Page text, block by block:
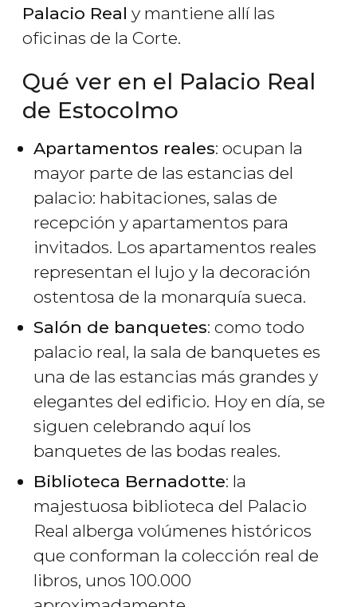
Palacio Real y mantiene allí las
oficinas de la Corte.
Qué ver en el Palacio Real
de Estocolmo
Apartamentos reales: ocupan la
mayor parte de las estancias del
palacio: habitaciones, salas de
recepción y apartamentos para
invitados. Los apartamentos reales
representan el lujo y la decoración
ostentosa de la monarquía sueca.
Salón de banquetes: como todo
palacio real, la sala de banquetes es
una de las estancias más grandes y
elegantes del edificio. Hoy en día, se
siguen celebrando aquí los
banquetes de las bodas reales.
Biblioteca Bernadotte: la
majestuosa biblioteca del Palacio
Real alberga volúmenes históricos
que conforman la colección real de
libros, unos 100.000